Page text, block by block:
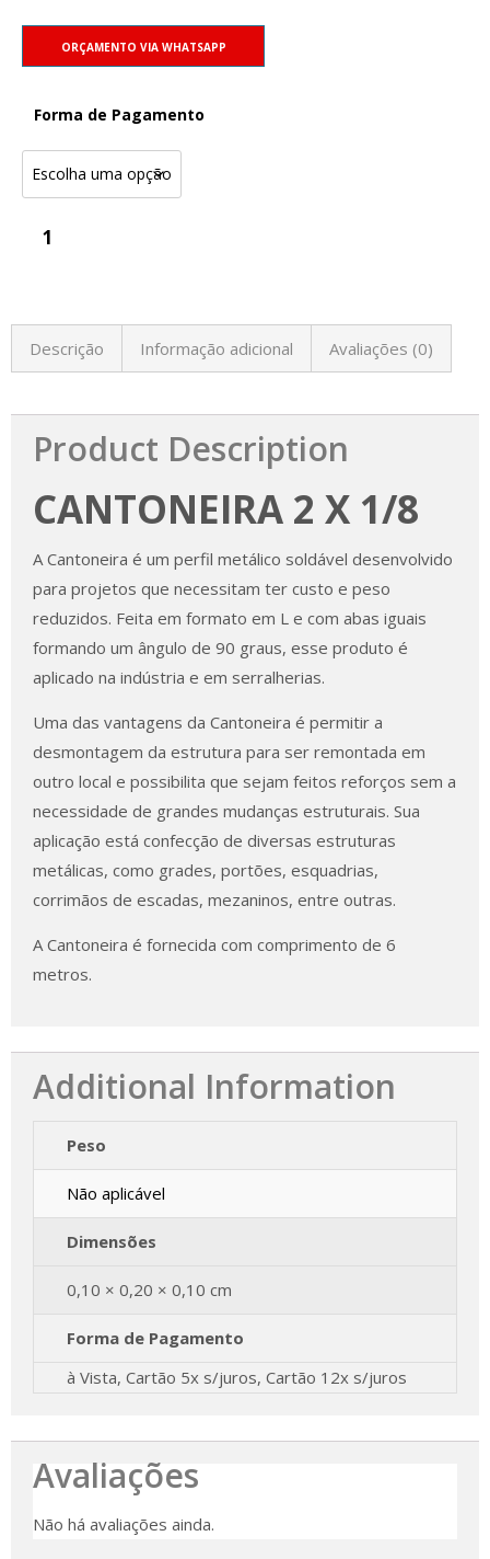
ORÇAMENTO VIA WHATSAPP
Forma de Pagamento
Descrição Informação adicional Avaliações (0)
Product Description
CANTONEIRA 2 X 1/8
A Cantoneira é um perfil metálico soldável desenvolvido
para projetos que necessitam ter custo e peso
reduzidos. Feita em formato em L e com abas iguais
formando um ângulo de 90 graus, esse produto é
aplicado na indústria e em serralherias.
Uma das vantagens da Cantoneira é permitir a
desmontagem da estrutura para ser remontada em
outro local e possibilita que sejam feitos reforços sem a
necessidade de grandes mudanças estruturais. Sua
aplicação está confecção de diversas estruturas
metálicas, como grades, portões, esquadrias,
corrimãos de escadas, mezaninos, entre outras.
A Cantoneira é fornecida com comprimento de 6
metros.
Additional Information
Peso
Não aplicável
Dimensões
0,10 × 0,20 × 0,10 cm
Forma de Pagamento
à Vista, Cartão 5x s/juros, Cartão 12x s/juros
Avaliações
Não há avaliações ainda.